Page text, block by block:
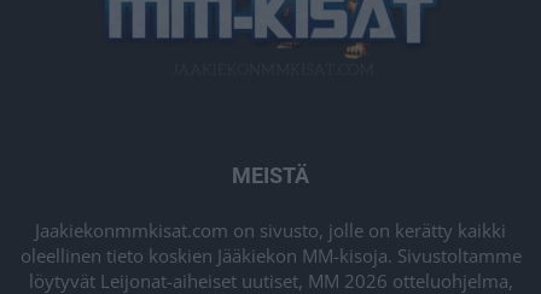
MEISTÄ
Jaakiekonmmkisat.com on sivusto, jolle on kerätty kaikki
oleellinen tieto koskien Jääkiekon MM-kisoja. Sivustoltamme
löytyvät Leijonat-aiheiset uutiset, MM 2026 otteluohjelma,